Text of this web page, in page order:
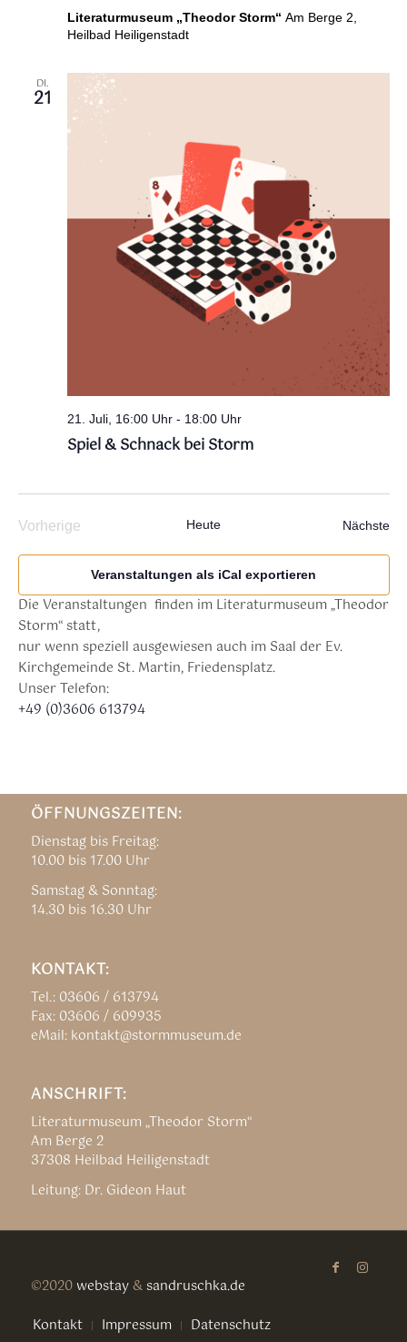
Literaturmuseum „Theodor Storm“ Am Berge 2,
Heilbad Heiligenstadt
DI.
21
21. Juli, 16:00 Uhr- 18:00 Uhr
Spiel & Schnack bei Storm
Vorherige
Heute Nächste
Veranstaltungen als iCal exportieren
Die Veranstaltungen finden im Literaturmuseum „Theodor
Storm“ statt,
nur wenn speziell ausgewiesen auch im Saal der Ev.
Kirchgemeinde St. Martin, Friedensplatz.
Unser Telefon:
+49 (0)3606 613794
ÖFFNUNGSZEITEN:
Dienstag bis Freitag:
10.00 bis 17.00 Uhr
Samstag & Sonntag:
14.30 bis 16.30 Uhr
KONTAKT:
Tel.: 03606 / 613794
Fax: 03606 / 609935
eMail: kontakt@stormmuseum.de
ANSCHRIFT:
Literaturmuseum „Theodor Storm“
Am Berge 2
37308 Heilbad Heiligenstadt
Leitung: Dr. Gideon Haut
©2020 webstay&sandruschka.de
Kontakt
Impressum Datenschutz